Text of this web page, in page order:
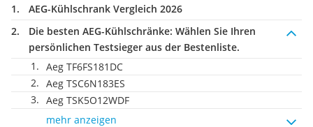
AEG-Kühlschrank Vergleich 2026
Die besten AEG-Kühlschränke: Wählen Sie Ihren
persönlichen Testsieger aus der Bestenliste.
Aeg TF6FS181DC
Aeg TSC6N183ES
Aeg TSK5O12WDF
mehr anzeigen